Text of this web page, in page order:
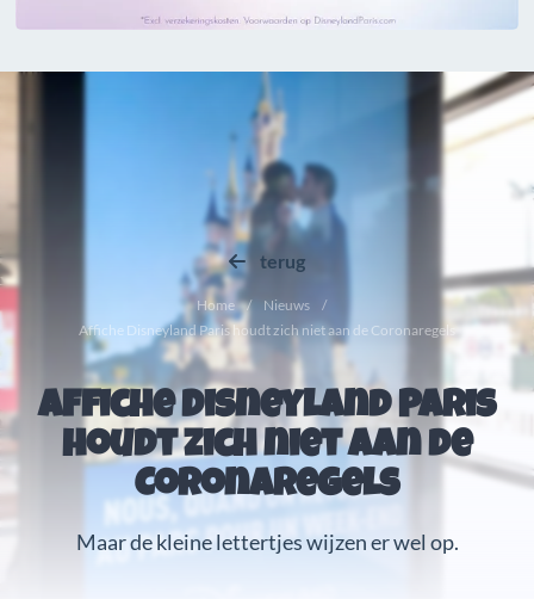
terug
Home
Nieuws
Affiche Disneyland Paris houdt zich niet aan de Coronaregels
Affiche Disneyland Paris
houdt zich niet aan de
Coronaregels
Maar de kleine lettertjes wijzen er wel op.